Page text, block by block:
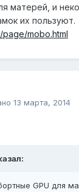
матерей, и
их пользуют.
mobo.html
13 марта, 2014
GPU для